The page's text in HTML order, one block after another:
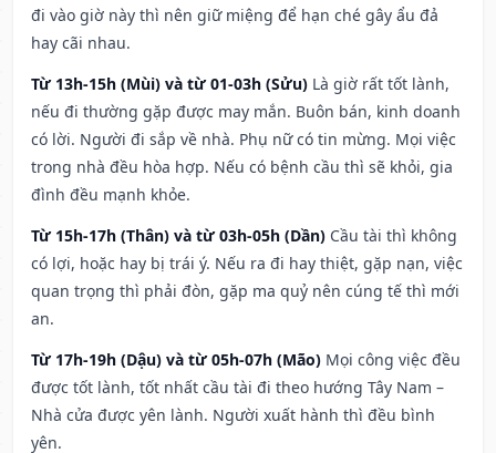
đi vào giờ này thì nên giữ miệng để hạn ché gây ẩu đả
hay cãi nhau.
Từ 13h-15h (Mùi) và từ 01-03h (Sửu) Là giờ rất tốt lành,
nếu đi thường gặp được may mắn. Buôn bán, kinh doanh
có lời. Người đi sắp về nhà. Phụ nữ có tin mừng. Mọi việc
trong nhà đều hòa hợp. Nếu có bệnh cầu thì sẽ khỏi, gia
đình đều mạnh khỏe.
Từ 15h-17h (Thân) và từ 03h-05h (Dần) Cầu tài thì không
có lợi, hoặc hay bị trái ý. Nếu ra đi hay thiệt, gặp nạn, việc
quan trọng thì phải đòn, gặp ma quỷ nên cúng tế thì mới
an.
Từ 17h-19h (Dậu) và từ 05h-07h (Mão) Mọi công việc đều
được tốt lành, tốt nhất cầu tài đi theo hướng Tây Nam –
Nhà cửa được yên lành. Người xuất hành thì đều bình
yên.